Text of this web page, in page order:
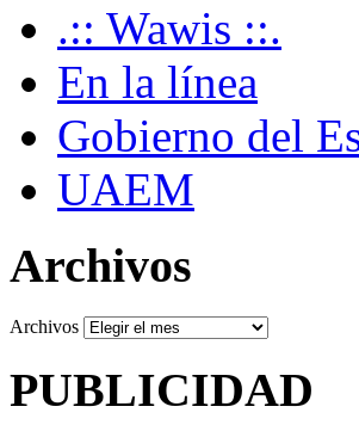
.:: Wawis ::.
En la línea
Gobierno del
UAEM
Archivos
Archivos
PUBLICIDAD